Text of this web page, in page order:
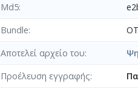
Md5
Bundle
Αποτελεί αρχείο του
Προέλευση εγγραφής